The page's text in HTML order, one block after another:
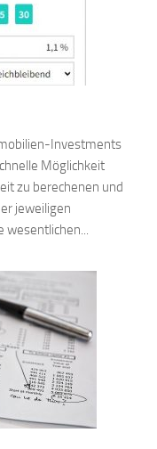
Investments
Möglichkeit
zu berechenen und
jeweiligen
wesentlichen...